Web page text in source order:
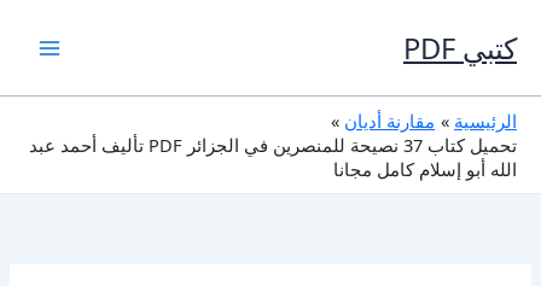
إلى
المحتوى
كتبي PDF
الرئيسية
مقارنة أديان
تحميل كتاب 37 نصيحة للمنصرين في الجزائر PDF تأليف أحمد عبد
الله أبو إسلام كامل مجانا